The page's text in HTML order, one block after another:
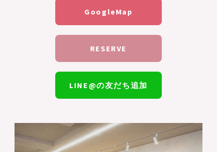
GoogleMap
RESERVE
LINE@の友だち追加